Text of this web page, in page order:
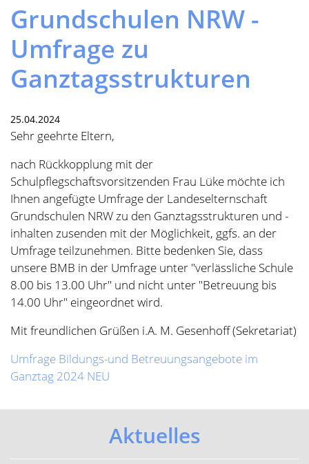
Grundschulen NRW -
Umfrage zu
Ganztagsstrukturen
25.04.2024
Sehr geehrte Eltern,
nach Rückkopplung mit der
Schulpflegschaftsvorsitzenden Frau Lüke möchte ich
Ihnen angefügte Umfrage der Landeselternschaft
Grundschulen NRW zu den Ganztagsstrukturen und -
inhalten zusenden mit der Möglichkeit, ggfs. an der
Umfrage teilzunehmen. Bitte bedenken Sie, dass
unsere BMB in der Umfrage unter "verlässliche Schule
8.00 bis 13.00 Uhr" und nicht unter "Betreuung bis
14.00 Uhr" eingeordnet wird.
Mit freundlichen Grüßen i.A. M. Gesenhoff (Sekretariat)
Umfrage Bildungs-und Betreuungsangebote im
Ganztag 2024 NEU
Aktuelles